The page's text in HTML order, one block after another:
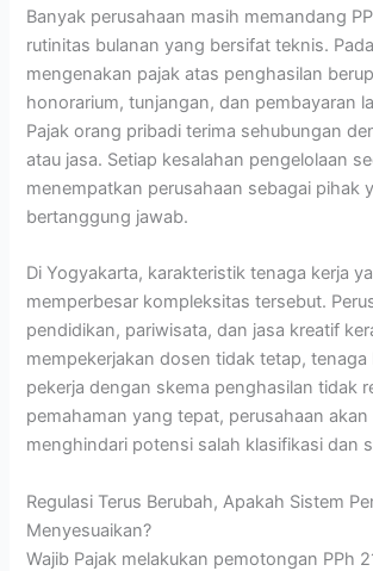
Banyak perusahaan masih memandang
rutinitas bulanan yang bersifat teknis.
mengenakan pajak atas penghasilan
honorarium, tunjangan, dan pembayaran
Pajak orang pribadi terima sehubungan
atau jasa. Setiap kesalahan pengelolaan
menempatkan perusahaan sebagai pihak
bertanggung jawab.
Di Yogyakarta, karakteristik tenaga kerja
memperbesar kompleksitas tersebut.
pendidikan, pariwisata, dan jasa kreatif
mempekerjakan dosen tidak tetap,
pekerja dengan skema penghasilan tidak
pemahaman yang tepat, perusahaan akan
menghindari potensi salah klasifikasi dan
Regulasi Terus Berubah, Apakah Sistem
Menyesuaikan?
Wajib Pajak melakukan pemotongan PPh